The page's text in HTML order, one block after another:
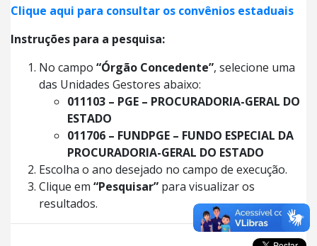
Clique aqui para consultar os convênios estaduais
Instruções para a pesquisa:
No campo “Órgão Concedente”, selecione uma
das Unidades Gestores abaixo:
011103 – PGE – PROCURADORIA-GERAL DO
ESTADO
011706 – FUNDPGE – FUNDO ESPECIAL DA
PROCURADORIA-GERAL DO ESTADO
Escolha o ano desejado no campo de execução.
Clique em “Pesquisar” para visualizar os
resultados.